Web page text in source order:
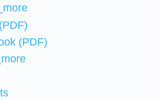
(PDF)